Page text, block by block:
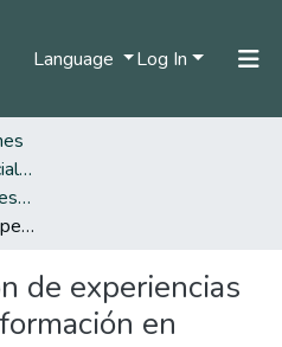
Language Log In
Statistics
Facultad de Ciencias Sociales y Humanas
Maestria en Educación desde la Diversidad
La sistematización de experiencias con relación a la formación en ciudadanía
de experiencias
en